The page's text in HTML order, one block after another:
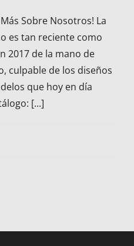
Sobre Nosotros! La
es tan reciente como
2017 de la mano de
culpable de los diseños
que hoy en día
[...]